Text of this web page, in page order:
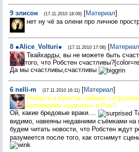
9 элисон (17.11.2010 18:09) [Материал]
нет ну чё за олени про личное
8 ●Alice_Volturi● (17.11.2010 17:08) [Материал
Твайхарды, вы не можете быть
того, что Робстен
Да мы счастливы,счастливы
6 nelli-m (17.11.2010 16:11) [Материал]
Роберта и Кристен поймал
настоящему «шалили» в Рио?
Ой, какие бредовые враки....
видимо, навеяны недавними съёмками на
будем читать новости, что Робстен ждут
разумеется после того, как отснимут